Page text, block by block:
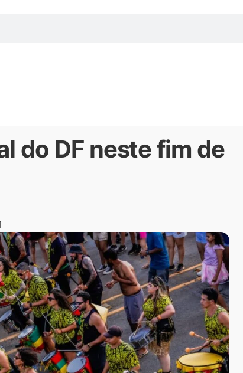
do DF neste fim de